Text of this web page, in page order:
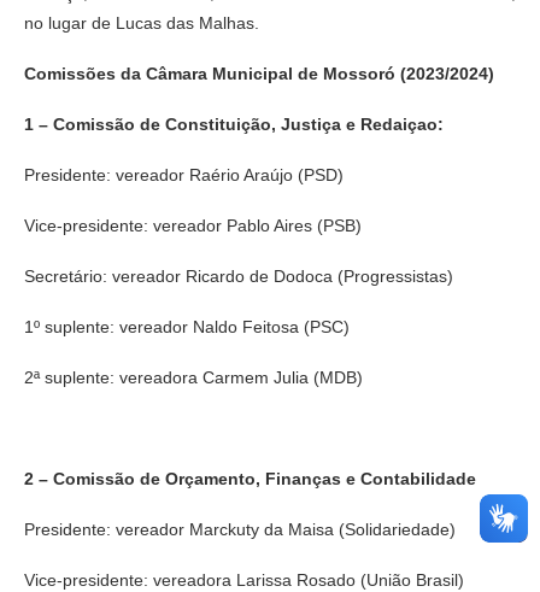
no lugar de Lucas das Malhas.
Comissões da Câmara Municipal de Mossoró (2023/2024)
1 – Comissão de Constituição, Justiça e Redaiçao:
Presidente: vereador Raério Araújo (PSD)
Vice-presidente: vereador Pablo Aires (PSB)
Secretário: vereador Ricardo de Dodoca (Progressistas)
1º suplente: vereador Naldo Feitosa (PSC)
2ª suplente: vereadora Carmem Julia (MDB)
2 – Comissão de Orçamento, Finanças e Contabilidade
Presidente: vereador Marckuty da Maisa (Solidariedade)
Vice-presidente: vereadora Larissa Rosado (União Brasil)